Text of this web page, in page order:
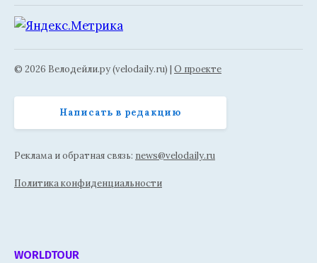
© 2026 Велодейли.ру (velodaily.ru) | О проекте
Написать в редакцию
Реклама и обратная связь: news@velodaily.ru
Политика конфиденциальности
WORLDTOUR